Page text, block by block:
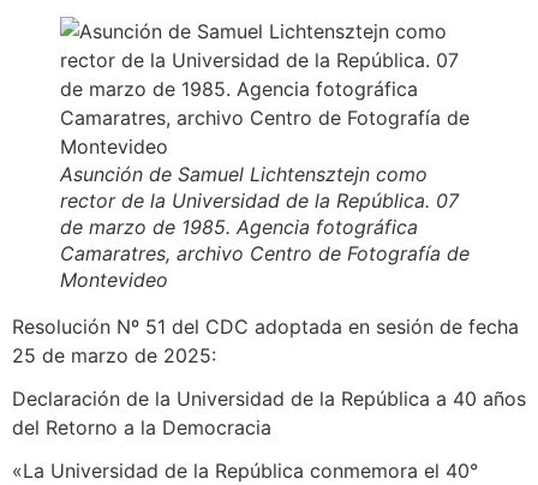
Asunción de Samuel Lichtensztejn como
rector de la Universidad de la República. 07
de marzo de 1985. Agencia fotográfica
Camaratres, archivo Centro de Fotografía de
Montevideo
Resolución Nº 51 del CDC adoptada en sesión de fecha
25 de marzo de 2025:
Declaración de la Universidad de la República a 40 años
del Retorno a la Democracia
«La Universidad de la República conmemora el 40°